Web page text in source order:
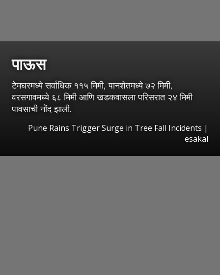
पाऊस
टेमघरमध्ये सर्वाधिक ११५ मिमी, पानशेतमध्ये ७२ मिमी,
वरसगावमध्ये ६८ मिमी आणि खडकवासला परिसरात २४ मिमी
पावसाची नोंद झाली.
Pune Rains Trigger Surge in Tree Fall Incidents |
esakal